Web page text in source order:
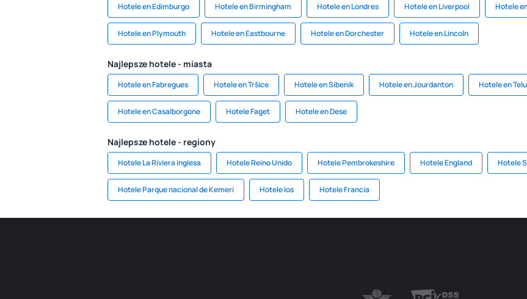
Hotele en Edimburgo Hotele en Birmingham Hotele en Londres Hotele en Liverpool Hotele
Hotele en Plymouth Hotele en Eastbourne Hotele en Dorchester Hotele en Lincoln
Najlepsze hotele - miasta
Hotele en Fabregues Hotele en Tršice Hotele en Sibenik Hotele en Jourdanton Hotele en
Hotele en Casalborgone Hotele Faget Hotele en Dese
Najlepsze hotele - regiony
Hotele La Riviera inglesa Hotele Reino Unido Hotele Pembrokeshire Hotele England Hotele
Hotele Parque nacional de Kemeri Hotele Ios Hotele Francia